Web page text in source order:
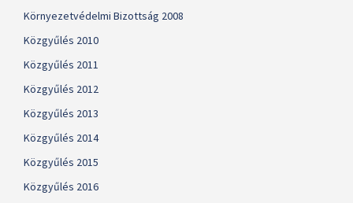
Környezetvédelmi Bizottság 2008
Közgyűlés 2010
Közgyűlés 2011
Közgyűlés 2012
Közgyűlés 2013
Közgyűlés 2014
Közgyűlés 2015
Közgyűlés 2016